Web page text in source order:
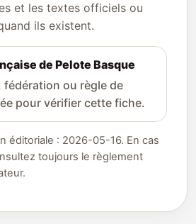
et les textes officiels ou
ils existent.
de Pelote Basque
fédération ou règle de
pour vérifier cette fiche.
éditoriale : 2026-05-16. En cas
toujours le règlement